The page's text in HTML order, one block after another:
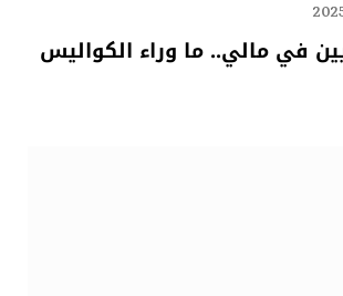
في مالي.. ما وراء الكواليس